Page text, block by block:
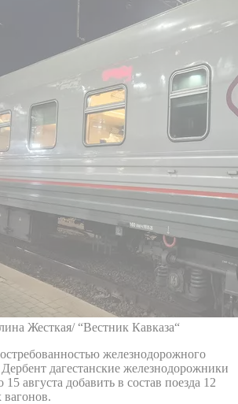
Жесткая/ “Вестник Кавказа“
железнодорожного
дагестанские железнодорожники
августа добавить в состав поезда 12